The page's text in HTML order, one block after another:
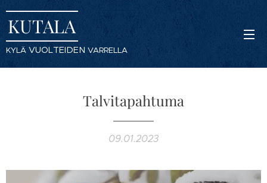
KUTALA
KYLÄ VUOLTEIDEN VARRELLA
Talvitapahtuma
09.01.2023